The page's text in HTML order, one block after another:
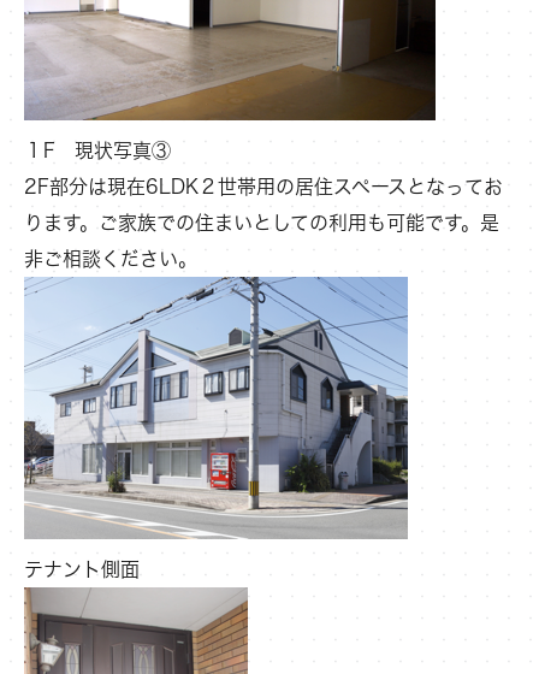
１F 現状写真③
2F部分は現在6LDK２世帯用の居住スペースとなってお
ります。ご家族での住まいとしての利用も可能です。是
非ご相談ください。
テナント側面